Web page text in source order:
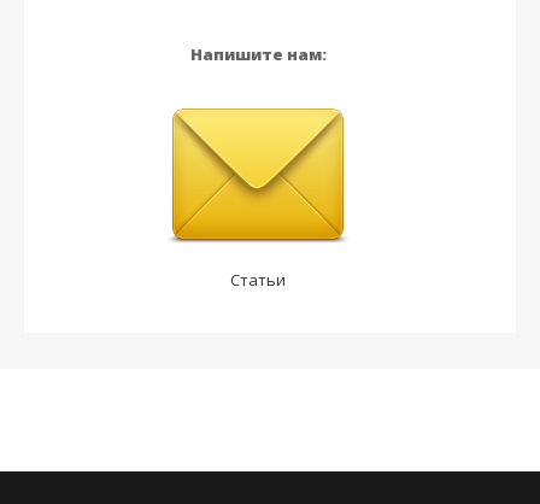
Напишите нам:
Статьи